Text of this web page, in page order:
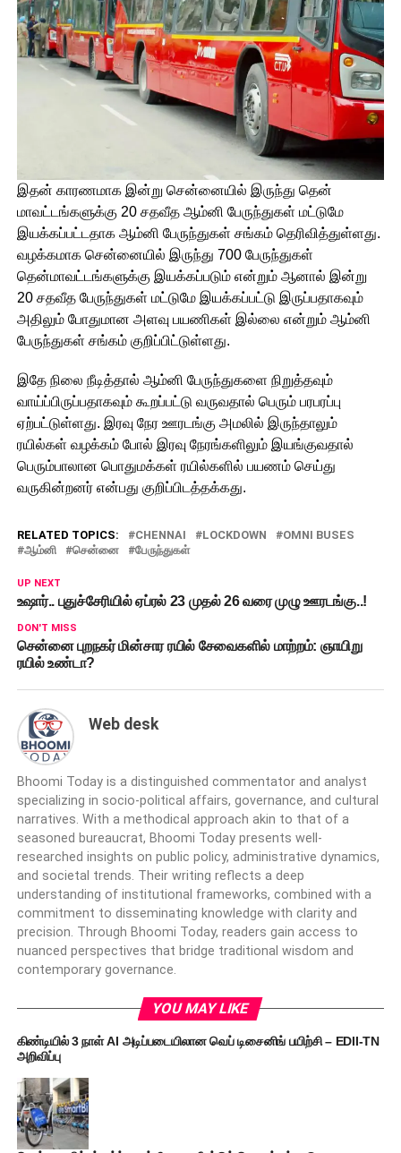
இதன் காரணமாக இன்று சென்னையில் இருந்து தென்
மாவட்டங்களுக்கு 20 சதவீத ஆம்னி பேருந்துகள் மட்டுமே
இயக்கப்பட்டதாக ஆம்னி பேருந்துகள் சங்கம் தெரிவித்துள்ளது.
வழக்கமாக சென்னையில் இருந்து 700 பேருந்துகள்
தென்மாவட்டங்களுக்கு இயக்கப்படும் என்றும் ஆனால் இன்று
20 சதவீத பேருந்துகள் மட்டுமே இயக்கப்பட்டு இருப்பதாகவும்
அதிலும் போதுமான அளவு பயணிகள் இல்லை என்றும் ஆம்னி
பேருந்துகள் சங்கம் குறிப்பிட்டுள்ளது.
இதே நிலை நீடித்தால் ஆம்னி பேருந்துகளை நிறுத்தவும்
வாய்ப்பிருப்பதாகவும் கூறப்பட்டு வருவதால் பெரும் பரபரப்பு
ஏற்பட்டுள்ளது. இரவு நேர ஊரடங்கு அமலில் இருந்தாலும்
ரயில்கள் வழக்கம் போல் இரவு நேரங்களிலும் இயங்குவதால்
பெரும்பாலான பொதுமக்கள் ரயில்களில் பயணம் செய்து
வருகின்றனர் என்பது குறிப்பிடத்தக்கது.
RELATED TOPICS: CHENNAI LOCKDOWN
OMNI BUSES
ஆம்னி
சென்னை பேருந்துகள்
UP NEXT
உஷார்.. புதுச்சேரியில் ஏப்ரல் 23 முதல் 26 வரை முழு ஊரடங்கு..!
DON'T MISS
சென்னை புறநகர் மின்சார ரயில் சேவைகளில் மாற்றம்: ஞாயிறு
ரயில் உண்டா?
Web desk
Bhoomi Today is a distinguished commentator and analyst
specializing in socio-political affairs, governance, and cultural
narratives. With a methodical approach akin to that of a
seasoned bureaucrat, Bhoomi Today presents well-
researched insights on public policy, administrative dynamics,
and societal trends. Their writing reflects a deep
understanding of institutional frameworks, combined with a
commitment to disseminating knowledge with clarity and
precision. Through Bhoomi Today, readers gain access to
nuanced perspectives that bridge traditional wisdom and
contemporary governance.
YOU MAY LIKE
கிண்டியில் 3 நாள் AI அடிப்படையிலான வெப் டிசைனிங் பயிற்சி – EDII-TN
அறிவிப்பு